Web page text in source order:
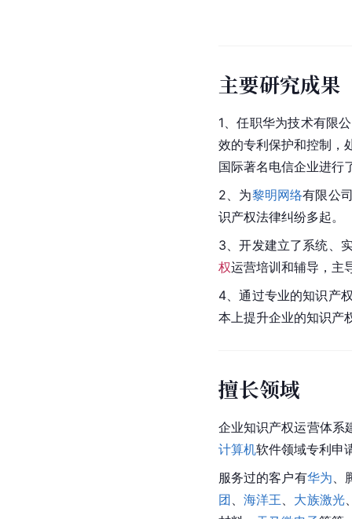
主要研究成果
1、任职华为技术有限
效的专利保护和控制，
国际著名电信企业进行
2、为黎明网络有限公
识产权法律纠纷多起。
3、开发建立了系统、
权运营培训和辅导，主
4、通过专业的知识产
本上提升企业的知识产
擅长领域
企业知识产权运营体系
计算机软件领域专利申
服务过的客户有华为
团 、海洋王 大族激光